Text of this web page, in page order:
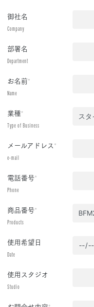
御社名
Company
部署名
Department
お名前*
Name
業種*
Type of Business
メールアドレス*
e-mail
電話番号*
Phone
商品番号*
Products
使用希望日
Date
使用スタジオ
Studio